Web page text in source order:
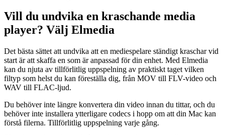
Vill du undvika en kraschande media
player? Välj Elmedia
Det bästa sättet att undvika att en mediespelare ständigt kraschar vid
start är att skaffa en som är anpassad för din enhet. Med Elmedia
kan du njuta av tillförlitlig uppspelning av praktiskt taget vilken
filtyp som helst du kan föreställa dig, från MOV till FLV-video och
WAV till FLAC-ljud.
Du behöver inte längre konvertera din video innan du tittar, och du
behöver inte installera ytterligare codecs i hopp om att din Mac kan
förstå filerna. Tillförlitlig uppspelning varje gång.